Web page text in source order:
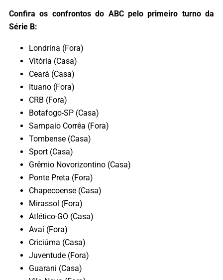
Confira os confrontos do ABC pelo primeiro turno da
Série B:
Londrina (Fora)
Vitória (Casa)
Ceará (Casa)
Ituano (Fora)
CRB (Fora)
Botafogo-SP (Casa)
Sampaio Corrêa (Fora)
Tombense (Casa)
Sport (Casa)
Grêmio Novorizontino (Casa)
Ponte Preta (Fora)
Chapecoense (Casa)
Mirassol (Fora)
Atlético-GO (Casa)
Avaí (Fora)
Criciúma (Casa)
Juventude (Fora)
Guarani (Casa)